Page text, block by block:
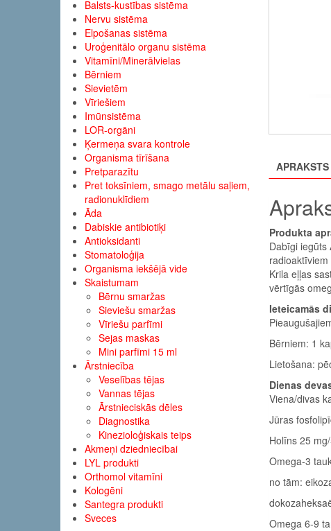
Balsts-kustības sistēma
Nervu sistēma
Elpošanas sistēma
Uroģenitālo organu sistēma
Vitamīni/Minerālvielas
Bērniem
Sievietēm
Vīriešiem
Imūnsistēma
LOR-orgāni
Ķermeņa svara kontrole
Organisma tīrīšana
Pretparazītu
Pret toksīniem, smago metālu saļiem,
radionuklīdiem
Āda
Dabiskie antibiotiķi
Antioksidanti
Stomatoloģija
Organisma iekšējā vide
Skaistumam
Bērnu smaržas
Sieviešu smaržas
Vīriešu parfīmi
Sejas maskas
Mini parfīmi 15 ml
Ārstniecība
Veselības tējas
Vannas tējas
Ārstnieciskās dēles
Diagnostika
Kinezioloģiskais teips
Akmeņi dziedniecībai
LYL produkti
Orthomol vitamīni
Kologēni
Santegra produkti
Sveces
APRAKSTS
Produkta
Dabīgi iegūts
Krila eļļas
vērtīgās
Ieteicamās
Bērniem: 1
Lietošana:
Dienas
Viena/divas
Jūras
Holīns 25
Omega-3
no tām:
Omega 6-9